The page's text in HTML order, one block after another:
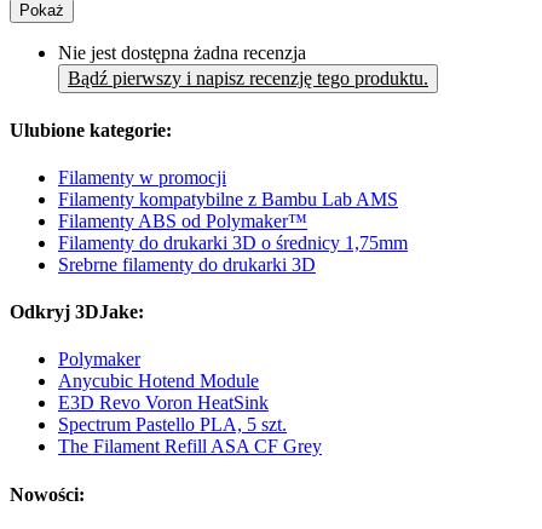
Pokaż
Nie jest dostępna żadna recenzja
Bądź pierwszy i napisz recenzję tego produktu.
Ulubione kategorie:
Filamenty w promocji
Filamenty kompatybilne z Bambu Lab AMS
Filamenty ABS od Polymaker™
Filamenty do drukarki 3D o średnicy 1,75mm
Srebrne filamenty do drukarki 3D
Odkryj 3DJake:
Polymaker
Anycubic Hotend Module
E3D Revo Voron HeatSink
Spectrum Pastello PLA, 5 szt.
The Filament Refill ASA CF Grey
Nowości: